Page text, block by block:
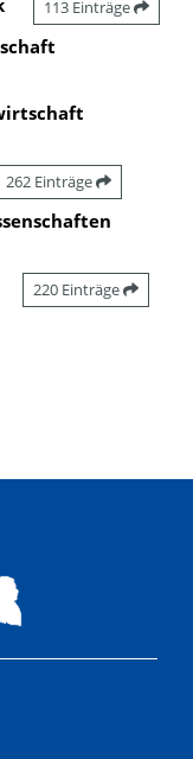
113 Einträge
262 Einträge
220 Einträge